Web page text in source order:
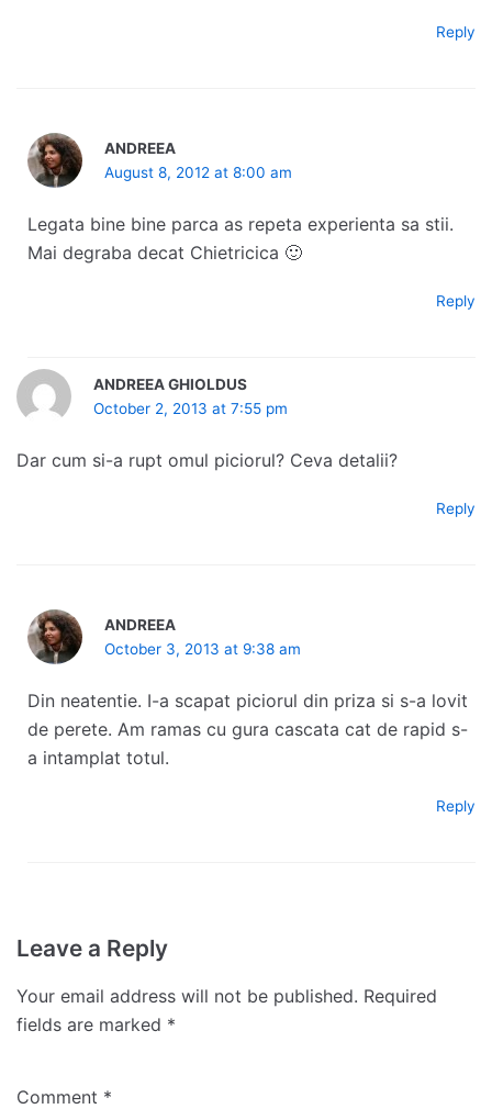
Reply
ANDREEA
August 8, 2012 at 8:00 am
Legata bine bine parca as repeta experienta sa stii.
Mai degraba decat Chietricica 🙂
Reply
ANDREEA GHIOLDUS
October 2, 2013 at 7:55 pm
Dar cum si-a rupt omul piciorul? Ceva detalii?
Reply
ANDREEA
October 3, 2013 at 9:38 am
Din neatentie. I-a scapat piciorul din priza si s-a lovit
de perete. Am ramas cu gura cascata cat de rapid s-
a intamplat totul.
Reply
Leave a Reply
Your email address will not be published. Required
fields are marked *
Comment *